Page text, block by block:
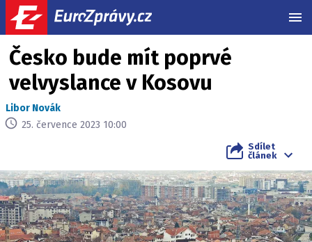
Česko bude mít poprvé
velvyslance v Kosovu
Libor Novák
25. července 2023 10:00
Sdílet
článek